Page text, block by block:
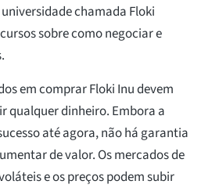
chamada Floki
sobre como negociar e
em comprar Floki Inu devem
qualquer dinheiro. Embora a
até agora, não há garantia
de valor. Os mercados de
e os preços podem subir